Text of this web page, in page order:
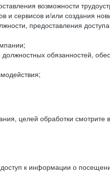
возможности
сервисов и/или создания
предоставления
обязанностей,
целей обработки смотрите
к информации о